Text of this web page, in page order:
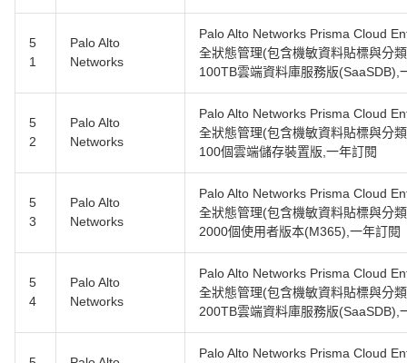
5
1
Palo Alto
Networks
Palo Alto Networks Prisma Cloud
全狀態管理(包含機敏資料貼標與分
100TB雲端資料庫服務版(SaaSDB),
5
2
Palo Alto
Networks
Palo Alto Networks Prisma Cloud
全狀態管理(包含機敏資料貼標與分
100個雲端儲存裝置版,一年訂閱
5
3
Palo Alto
Networks
Palo Alto Networks Prisma Cloud
全狀態管理(包含機敏資料貼標與分
2000個使用者版本(M365),一年訂閱
5
4
Palo Alto
Networks
Palo Alto Networks Prisma Cloud
全狀態管理(包含機敏資料貼標與分
200TB雲端資料庫服務版(SaaSDB),
Palo Alto Networks Prisma Cloud